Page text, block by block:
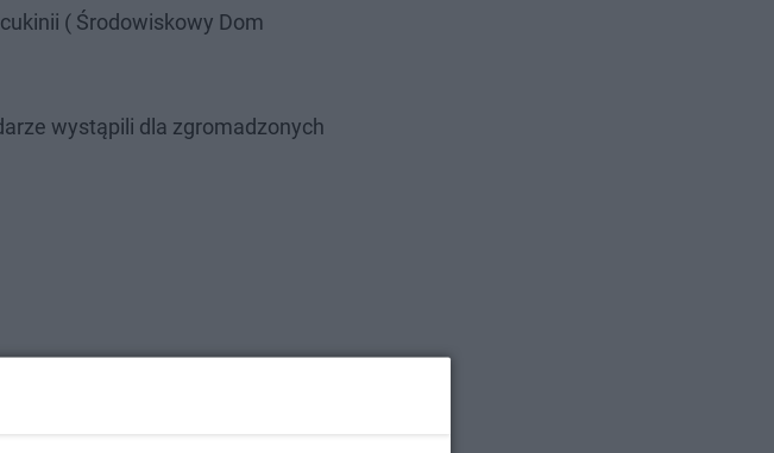
( Środowiskowy Dom
wystąpili dla zgromadzonych